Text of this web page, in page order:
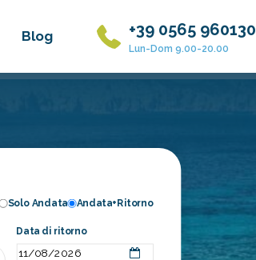
Blog +39 0565 960130
Lun-Dom 9.00-20.00
Solo Andata Andata+Ritorno
Data di ritorno